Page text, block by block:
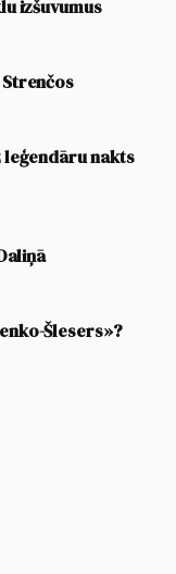
izšuvumus
leģendāru nakts
Šlesers»?